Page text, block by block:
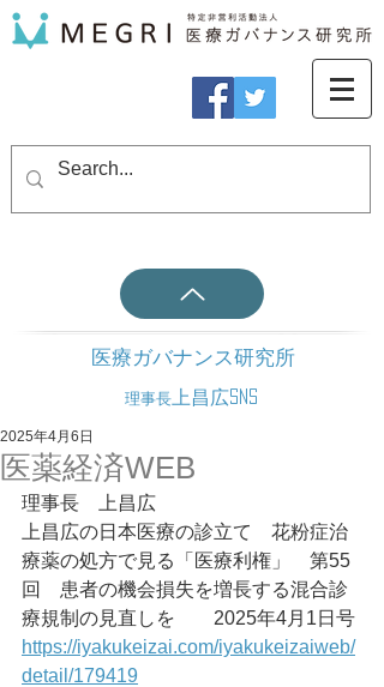
医療ガバナンス研究所
理事長 上昌広SNS
医薬経済WEB
2025年4月6日
理事長　上昌広
上昌広の日本医療の診立て　花粉症治
療薬の処方で見る「医療利権」　第55
回　患者の機会損失を増長する混合診
療規制の見直しを	2025年4月1日号
https://iyakukeizai.com/iyakukeizaiweb/
detail/179419